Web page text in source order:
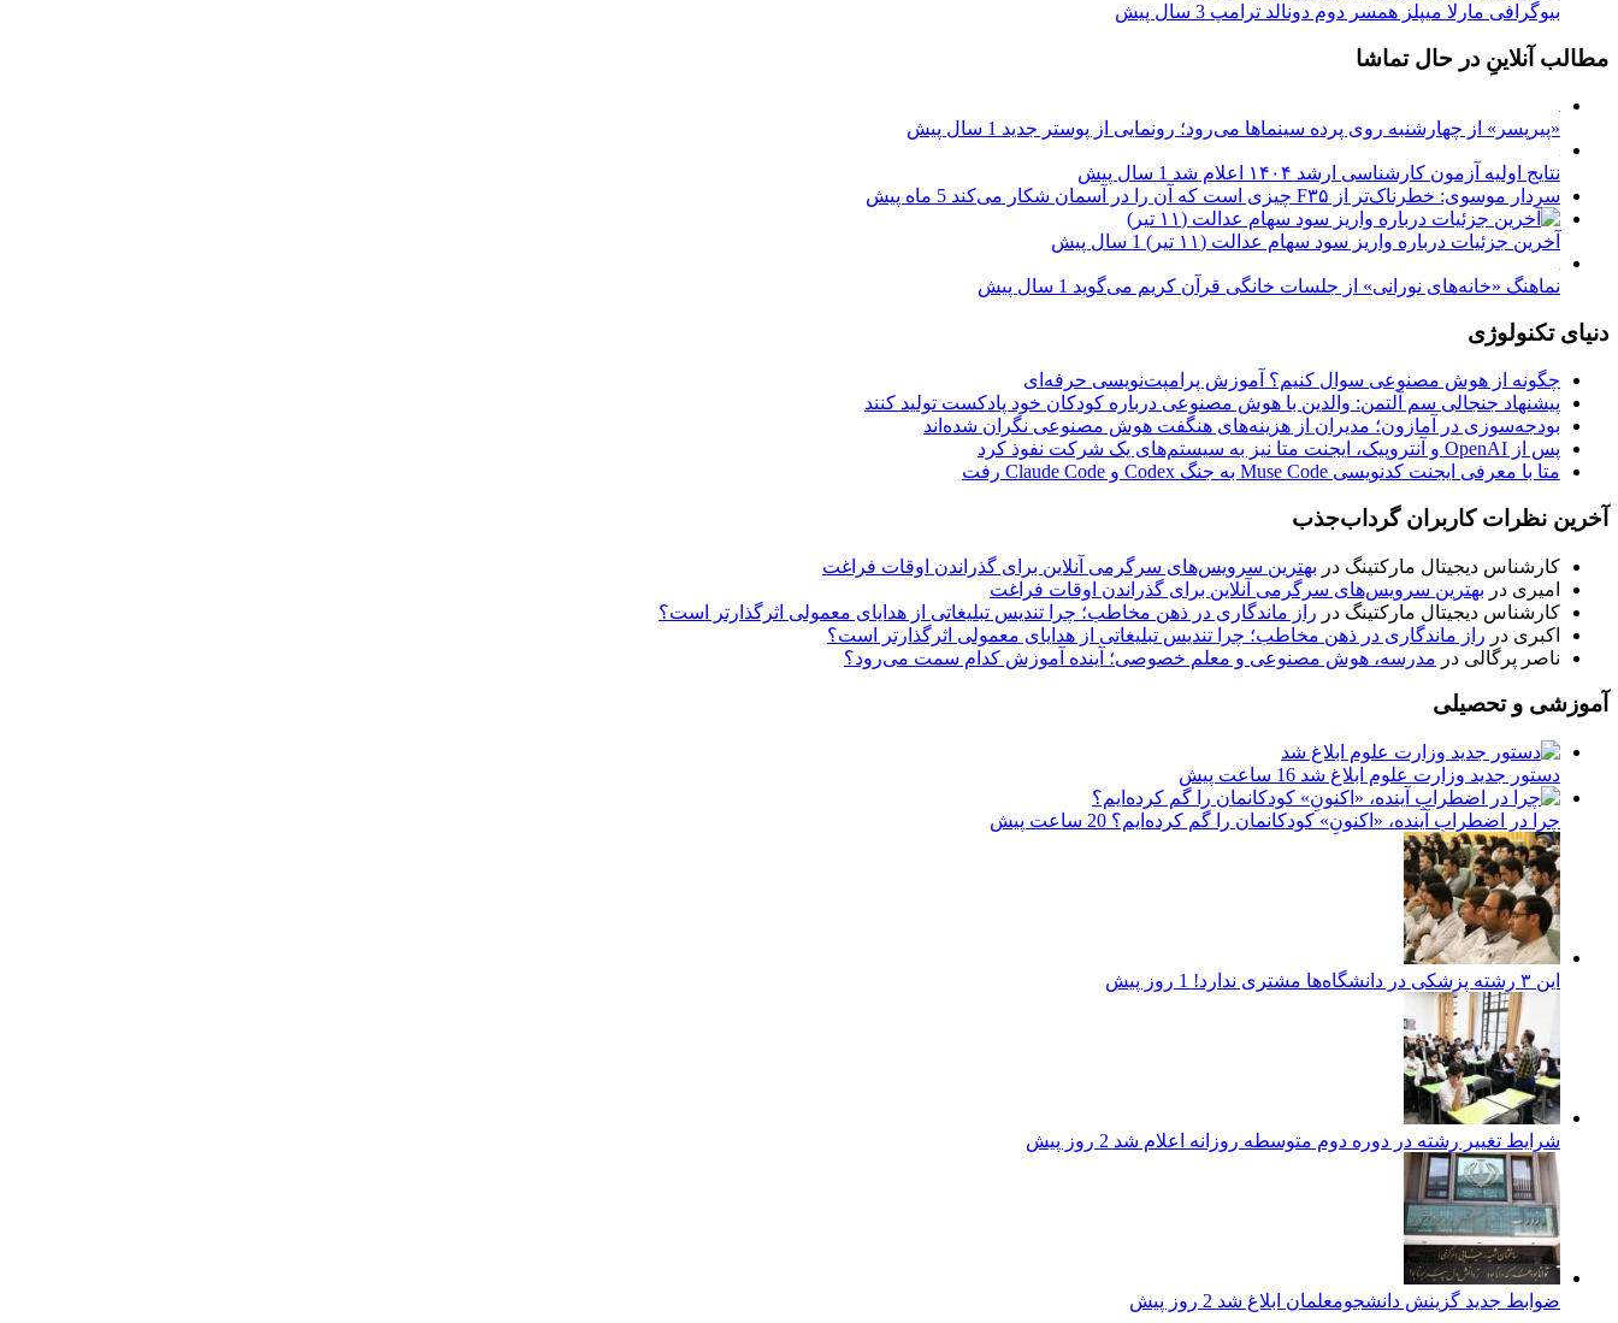
بیوگرافی مارلا میپلز همسر دوم دونالد ترامپ 3 سال پیش
مطالب آنلاینِ در حال تماشا
«پیرپسر» از چهارشنبه روی پرده سینماها می‌رود؛ رونمایی از پوستر جدید 1 سال پیش
نتایج اولیه آزمون کارشناسی ارشد ۱۴۰۴ اعلام شد
1 سال پیش
سردار موسوی: خطرناک‌تر از F۳۵ چیزی است که آن‌ را در آسمان شکار می‌کند
5 ماه پیش
آخرین جزئیات درباره واریز سود سهام عدالت (۱۱ تیر) 1 سال پیش
نماهنگ «خانه‌های نورانی» از جلسات خانگی قرآن کریم می‌گوید 1 سال پیش
دنیای تکنولوژی
چگونه از هوش مصنوعی سوال کنیم؟ آموزش پرامپت‌نویسی حرفه‌ای
پیشنهاد جنجالی سم آلتمن: والدین با هوش مصنوعی درباره کودکان خود پادکست تولید کنند
بودجه‌سوزی در آمازون؛ مدیران از هزینه‌های هنگفت هوش مصنوعی نگران شده‌اند
پس از OpenAI و آنتروپیک، ایجنت متا نیز به سیستم‌های یک شرکت نفوذ کرد
متا با معرفی ایجنت کدنویسی Muse Code به جنگ Codex و Claude Code رفت
آخرین نظرات کاربران گرداب‌جذب
کارشناس دیجیتال مارکتینگ در بهترین سرویس‌های سرگرمی آنلاین برای گذراندن اوقات فراغت
امیری در بهترین سرویس‌های سرگرمی آنلاین برای گذراندن اوقات فراغت
کارشناس دیجیتال مارکتینگ در راز ماندگاری در ذهن مخاطب؛ چرا تندیس تبلیغاتی از هدایای معمولی اثرگذارتر است؟
اکبری در راز ماندگاری در ذهن مخاطب؛ چرا تندیس تبلیغاتی از هدایای معمولی اثرگذارتر است؟
ناصر پرگالی در مدرسه، هوش مصنوعی و معلم خصوصی؛ آینده آموزش کدام سمت می‌رود؟
آموزشی و تحصیلی
دستور جدید وزارت علوم ابلاغ شد 16 ساعت پیش
چرا در اضطرابِ آینده، «اکنونِ» کودکانمان را گم کرده‌ایم؟ 20 ساعت پیش
این ۳ رشته پزشکی در دانشگاه‌ها مشتری ندارد! 1 روز پیش
شرایط تغییر رشته در دوره دوم متوسطه روزانه اعلام شد 2 روز پیش
ضوابط جدید گزینش دانشجومعلمان ابلاغ شد 2 روز پیش